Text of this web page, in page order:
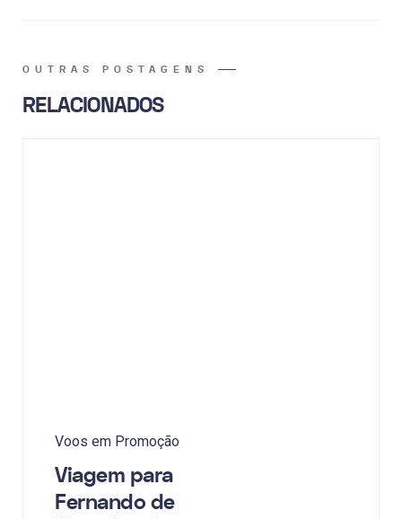
OUTRAS POSTAGENS
RELACIONADOS
Voos em Promoção
Viagem para
Fernando de